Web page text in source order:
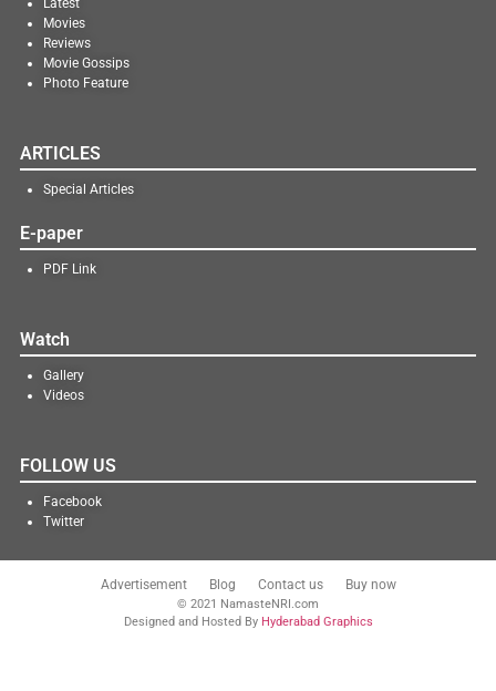
Movies
Reviews
Movie Gossips
Photo Feature
ARTICLES
Special Articles
E-paper
PDF Link
Watch
Gallery
Videos
FOLLOW US
Facebook
Twitter
Advertisement Blog Contact us Buy now
© 2021 NamasteNRI.com
Designed and Hosted By Hyderabad Graphics